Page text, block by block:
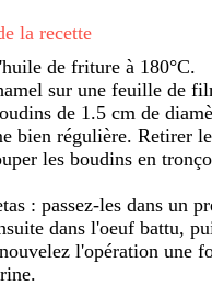
la recette
de friture à 180°C.
sur une feuille de
de 1.5 cm de
bien régulière. Retirer
les boudins en
: passez-les dans un
dans l'oeuf battu,
l'opération une